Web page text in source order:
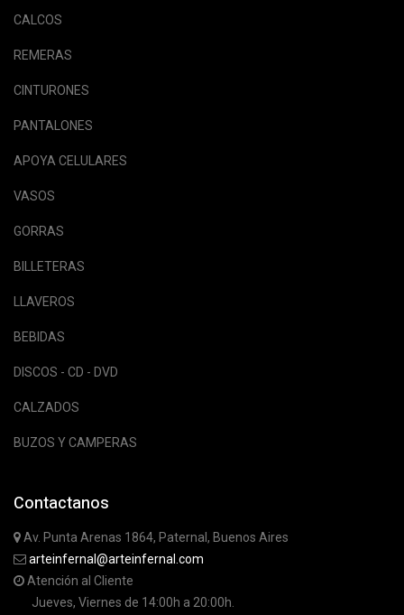
CALCOS
REMERAS
CINTURONES
PANTALONES
APOYA CELULARES
VASOS
GORRAS
BILLETERAS
LLAVEROS
BEBIDAS
DISCOS - CD - DVD
CALZADOS
BUZOS Y CAMPERAS
Contactanos
Av. Punta Arenas 1864, Paternal, Buenos Aires
arteinfernal@arteinfernal.com
Atención al Cliente
Jueves, Viernes de 14:00h a 20:00h.